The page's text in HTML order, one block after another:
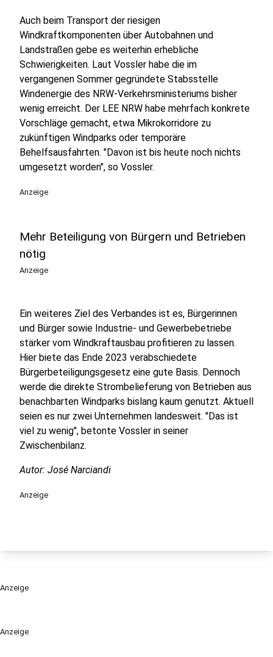
Anzeige
Auch beim Transport der riesigen
Windkraftkomponenten über Autobahnen und
Landstraßen gebe es weiterhin erhebliche
Schwierigkeiten. Laut Vossler habe die im
vergangenen Sommer gegründete Stabsstelle
Windenergie des NRW-Verkehrsministeriums bisher
wenig erreicht. Der LEE NRW habe mehrfach konkrete
Vorschläge gemacht, etwa Mikrokorridore zu
zukünftigen Windparks oder temporäre
Behelfsausfahrten. "Davon ist bis heute noch nichts
umgesetzt worden", so Vossler.
Anzeige
Mehr Beteiligung von Bürgern und Betrieben
nötig
Anzeige
Ein weiteres Ziel des Verbandes ist es, Bürgerinnen
und Bürger sowie Industrie- und Gewerbebetriebe
stärker vom Windkraftausbau profitieren zu lassen.
Hier biete das Ende 2023 verabschiedete
Bürgerbeteiligungsgesetz eine gute Basis. Dennoch
werde die direkte Strombelieferung von Betrieben aus
benachbarten Windparks bislang kaum genutzt. Aktuell
seien es nur zwei Unternehmen landesweit. "Das ist
viel zu wenig", betonte Vossler in seiner
Zwischenbilanz.
Autor: José Narciandi
Anzeige
Anzeige